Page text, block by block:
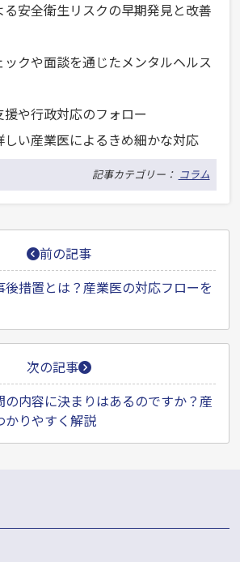
安全衛生リスクの早期発見と改善
ックや面談を通じたメンタルヘルス
や行政対応のフォロー
しい産業医によるきめ細かな対応
記事カテゴリー： コラム
前の記事
措置とは？産業医の対応フローを
次の記事
の内容に決まりはあるのですか？産
かりやすく解説